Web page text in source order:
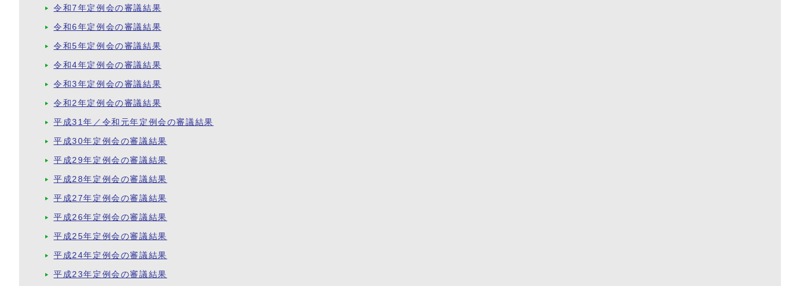
令和7年定例会の審議結果
令和6年定例会の審議結果
令和5年定例会の審議結果
令和4年定例会の審議結果
令和3年定例会の審議結果
令和2年定例会の審議結果
平成31年／令和元年定例会の審議結果
平成30年定例会の審議結果
平成29年定例会の審議結果
平成28年定例会の審議結果
平成27年定例会の審議結果
平成26年定例会の審議結果
平成25年定例会の審議結果
平成24年定例会の審議結果
平成23年定例会の審議結果